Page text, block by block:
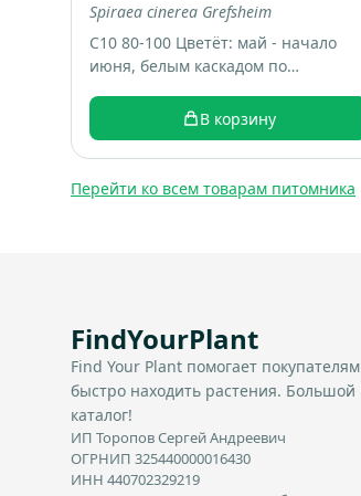
Spiraea cinerea Grefsheim
С10 80-100 Цветёт: май - начало
июня, белым каскадом по
раскидистый куст, весной весь
покрывается белыми цветами,
выглядит как “белый фонтан”.
Итоговый размер: примерно 1,5-2
м высотой и шириной.
В корзину
Перейти ко всем товарам питомника
FindYourPlant
Find Your Plant помогает покупателям
быстро находить растения. Большой
каталог!
ИП Торопов Сергей Андреевич
ОГРНИП 325440000016430
ИНН 440702329219